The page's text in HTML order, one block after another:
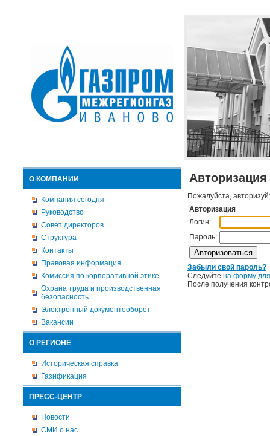
О КОМПАНИИ
Компания сегодня
Руководство
Совет директоров
Структура
Контакты
Правовая информация
Комиссия по корпоративной этике
Охрана труда и производственная
безопасность
Электронный документооборот
Вакансии
О РЕГИОНЕ
Историческая справка
Газификация
ПРЕСС-ЦЕНТР
Новости
СМИ о нас
Авторизация
Пожалуйста,
Авторизация
Логин:
Пароль:
Забыли свой пароль?
Следуйте на форму
После получения